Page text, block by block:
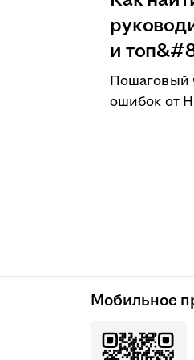
и
Пошаговый
ошибок от
Мобильное